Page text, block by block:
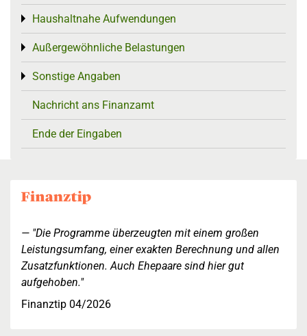
Haushaltnahe Aufwendungen
Toggle menu
Außergewöhnliche Belastungen
Toggle menu
Sonstige Angaben
Toggle menu
Nachricht ans Finanzamt
Ende der Eingaben
"Die Programme überzeugten mit einem großen
Leistungsumfang, einer exakten Berechnung und allen
Zusatzfunktionen. Auch Ehepaare sind hier gut
aufgehoben."
Finanztip 04/2026